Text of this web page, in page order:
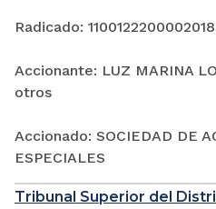
Radicado:
Accionante: LUZ MARINA
otros
Accionado: SOCIEDAD DE
ESPECIALES
Tribunal Superior del